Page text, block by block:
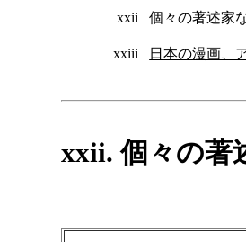
xxii 個々の著述家
xxiii 日本の漫画、
xxii. 個々の著